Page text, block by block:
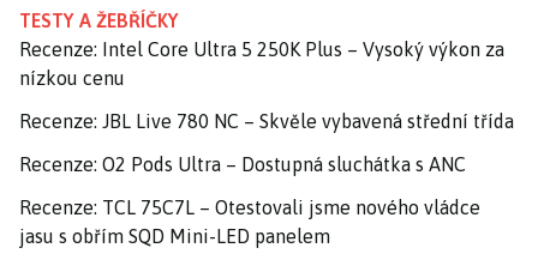
TESTY A ŽEBŘÍČKY
Recenze: Intel Core Ultra 5 250K Plus – Vysoký výkon za
nízkou cenu
Recenze: JBL Live 780 NC – Skvěle vybavená střední třída
Recenze: O2 Pods Ultra – Dostupná sluchátka s ANC
Recenze: TCL 75C7L – Otestovali jsme nového vládce
jasu s obřím SQD Mini-LED panelem